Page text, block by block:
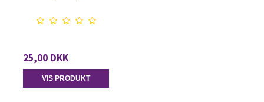
25,00 DKK
VIS PRODUKT